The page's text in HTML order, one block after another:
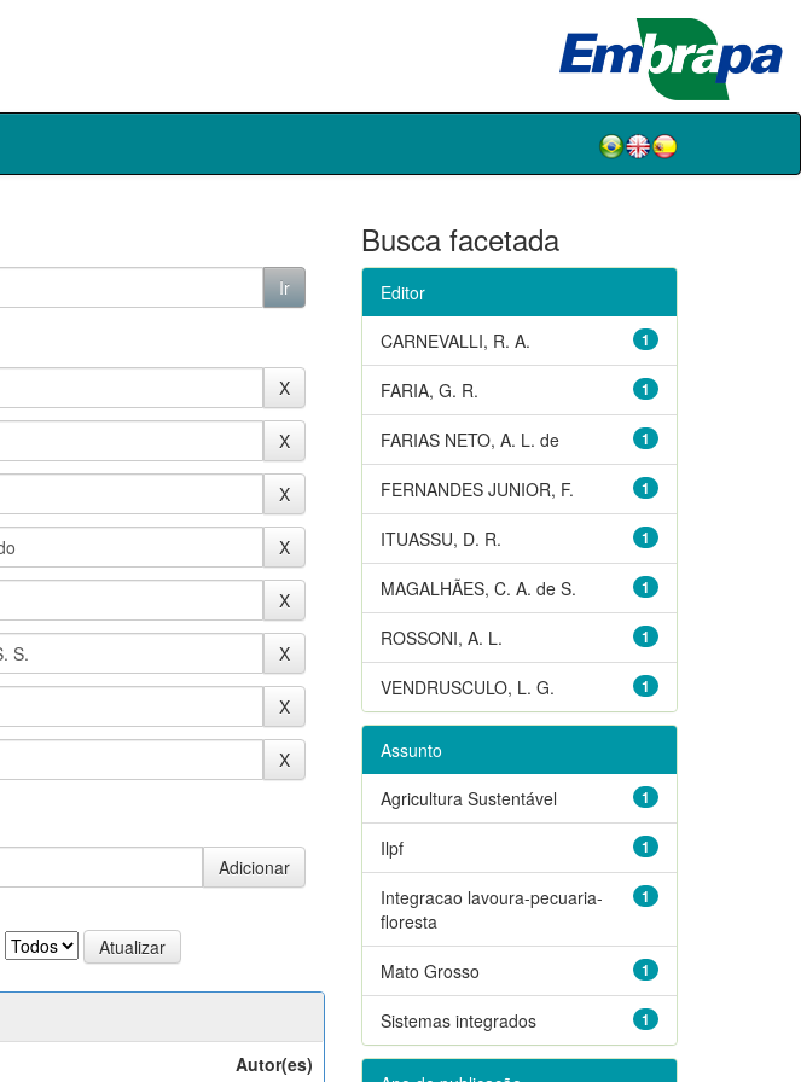
Autor(es)
Busca facetada
Editor
1
CARNEVALLI, R. A.
1
FARIA, G. R.
1
FARIAS NETO, A. L. de
1
FERNANDES JUNIOR, F.
1
ITUASSU, D. R.
1
MAGALHÃES, C. A. de S.
1
ROSSONI, A. L.
1
VENDRUSCULO, L. G.
Assunto
1
Agricultura Sustentável
1
Ilpf
1
Integracao lavoura-pecuaria-
floresta
1
Mato Grosso
1
Sistemas integrados